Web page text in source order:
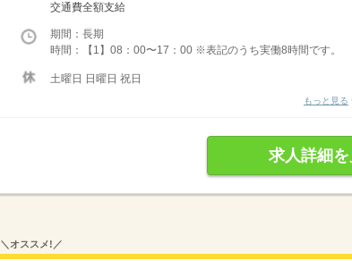
交通費全額支給
期間：長期
時間：【1】08：00〜17：00 ※表記のうち実働8時間です。
土曜日 日曜日 祝日
もっと見る
求人詳細
＼オススメ!／